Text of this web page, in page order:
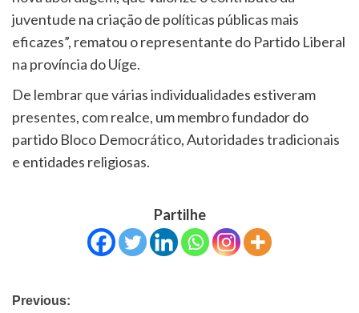
juventude na criação de políticas públicas mais
eficazes”, rematou o representante do Partido Liberal
na província do Uíge.
De lembrar que várias individualidades estiveram
presentes, com realce, um membro fundador do
partido Bloco Democrático, Autoridades tradicionais
e entidades religiosas.
Partilhe
Previous: